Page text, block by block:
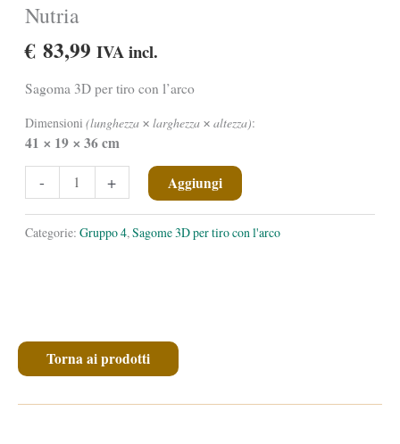
Torna ai prodotti
Nutria
€ 83,99 IVA incl.
Sagoma 3D per tiro con l’arco
Dimensioni (lunghezza ✕ larghezza ✕ altezza):
41 ✕ 19 ✕ 36 cm
-
quantità
+ Aggiungi
Categorie: Gruppo 4,Sagome 3D per tiro con l'arco